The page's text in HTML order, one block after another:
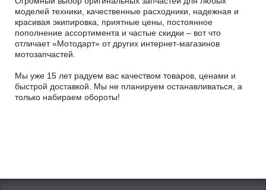
моделей техники, качественные расходники, надежная и
красивая экипировка, приятные цены, постоянное
пополнение ассортимента и частые скидки – вот что
отличает «Мотодарт» от других интернет-магазинов
мотозапчастей.
Мы уже 15 лет радуем вас качеством товаров, ценами и
быстрой доставкой. Мы не планируем останавливаться, а
только набираем обороты!